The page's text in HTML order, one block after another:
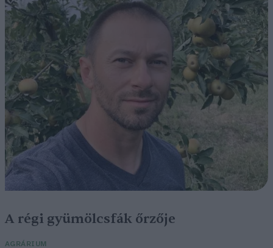
A régi gyümölcsfák őrzője
AGRÁRIUM